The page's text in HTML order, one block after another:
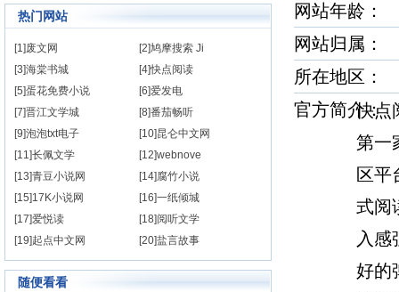
热门网站
[1]废文网
[2]鸠摩搜索 Ji
[3]海棠书城
[4]快点阅读
[5]蛋花免费小说
[6]爱发电
[7]晋江文学城
[8]番茄畅听
[9]泡泡txt电子
[10]昆仑中文网
[11]长佩文学
[12]webnove
[13]青豆小说网
[14]腐竹小说
[15]17K小说网
[16]一纸倾城
[17]爱悦读
[18]阅听文学
[19]起点中文网
[20]盐言故事
随便看看
网站年龄：
网站归属：
所在地区
官方简介
快点
第一
区平
式阅
入
好的